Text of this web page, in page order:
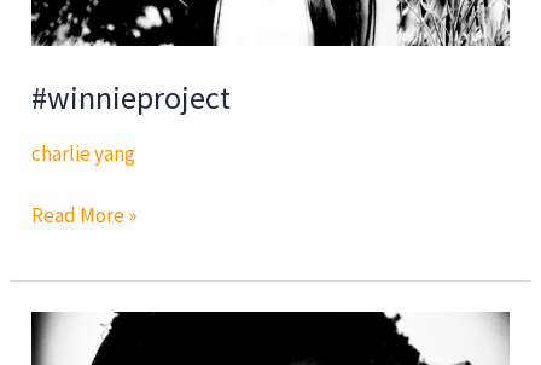
#winnieproject
charlie yang
#winnieproject
Read More »